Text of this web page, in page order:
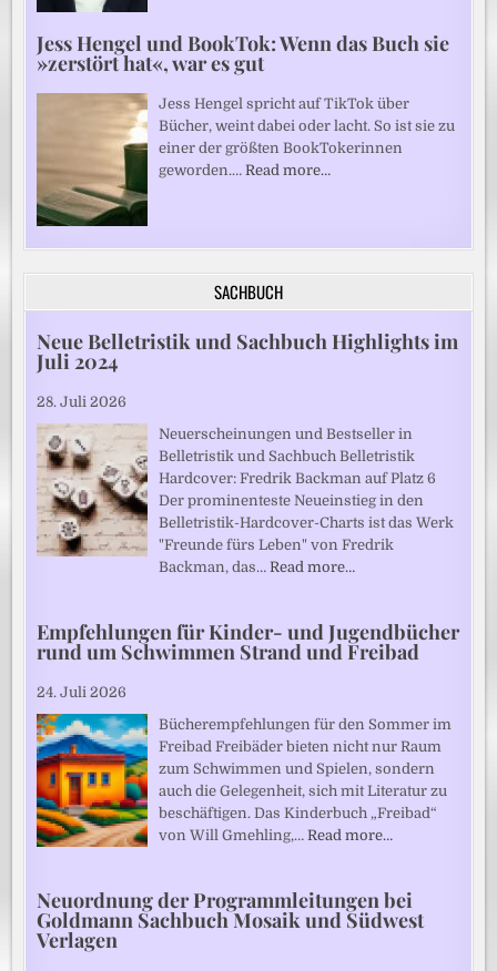
Jess Hengel und BookTok: Wenn das Buch sie
»zerstört hat«, war es gut
Jess Hengel spricht auf TikTok über
Bücher, weint dabei oder lacht. So ist sie zu
einer der größten BookTokerinnen
geworden.…Read more…
SACHBUCH
Neue Belletristik und Sachbuch Highlights im
Juli 2024
28. Juli 2026
Neuerscheinungen und Bestseller in
Belletristik und Sachbuch Belletristik
Hardcover: Fredrik Backman auf Platz 6
Der prominenteste Neueinstieg in den
Belletristik-Hardcover-Charts ist das Werk
"Freunde fürs Leben" von Fredrik
Backman, das…Read more…
Empfehlungen für Kinder- und Jugendbücher
rund um Schwimmen Strand und Freibad
24. Juli 2026
Bücherempfehlungen für den Sommer im
Freibad Freibäder bieten nicht nur Raum
zum Schwimmen und Spielen, sondern
auch die Gelegenheit, sich mit Literatur zu
beschäftigen. Das Kinderbuch „Freibad“
von Will Gmehling,…Read more…
Neuordnung der Programmleitungen bei
Goldmann Sachbuch Mosaik und Südwest
Verlagen